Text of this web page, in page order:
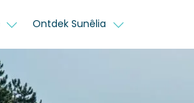
Ontdek Sunêlia